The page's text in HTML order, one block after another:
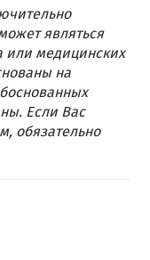
являться
или медицинских
на
Если Вас
обязательно